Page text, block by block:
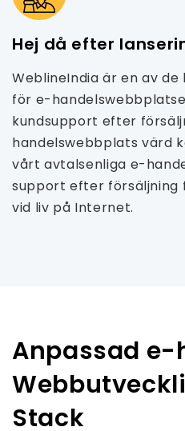
Hej då efter
WeblineIndia är en av
för e-
kundsupport efter
handelswebbplats värd
vårt avtalsenliga e-
support efter
vid liv på Internet.
Anpassad e-
Stack